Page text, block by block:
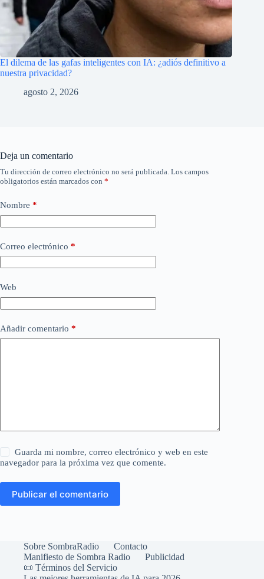
El dilema de las gafas inteligentes con IA: ¿adiós definitivo a
nuestra privacidad?
agosto 2, 2026
Deja un comentario
Tu dirección de correo electrónico no será publicada. Los campos
obligatorios están marcados con *
Nombre *
Correo electrónico *
Web
Añadir comentario *
Guarda mi nombre, correo electrónico y web en este
navegador para la próxima vez que comente.
Publicar el comentario
Sobre SombraRadio
Contacto
Manifiesto de Sombra Radio
Publicidad
📜 Términos del Servicio